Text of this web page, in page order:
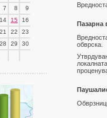
7 8
9
14 15
16
21 22
23
28 29
30
Пазарна
обврска.